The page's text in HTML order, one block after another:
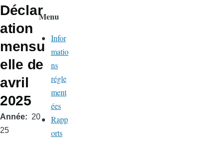
d'Ariane
Déclar
ation
mensu
elle de
avril
2025
Année
20
25
Menu
Infor
matio
ns
régle
ment
ées
Rapp
orts